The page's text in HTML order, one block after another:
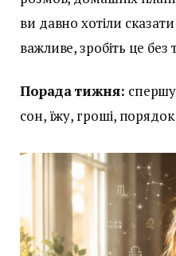
ви давно хотіли
важливе, зробіть це без
Порада тижня:
сон, їжу, гроші,